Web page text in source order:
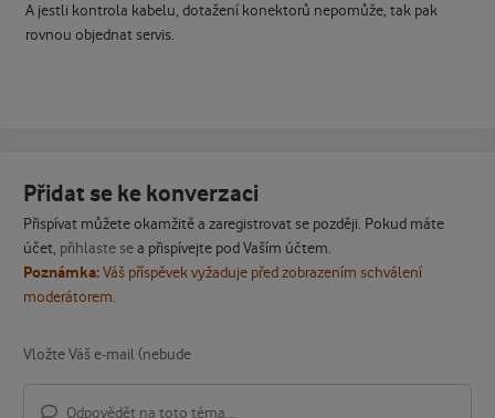
A jestli kontrola kabelu, dotažení konektorů nepomůže, tak pak
rovnou objednat servis.
Přidat se ke konverzaci
Přispívat můžete okamžitě a zaregistrovat se později. Pokud máte
účet, přihlaste sea přispívejte pod Vaším účtem.
Poznámka:Váš příspěvek vyžaduje před zobrazením schválení
moderátorem.
Odpovědět na toto téma...